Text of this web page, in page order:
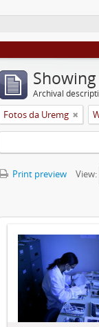
Archival
Fotos da Uremg
Print preview
View: